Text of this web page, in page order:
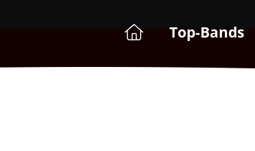
Top-Bands